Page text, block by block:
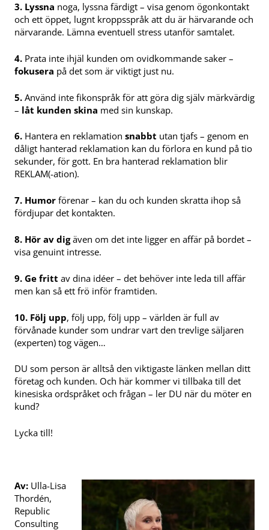
3. Lyssna noga, lyssna färdigt – visa genom ögonkontakt
och ett öppet, lugnt kroppsspråk att du är härvarande och
närvarande. Lämna eventuell stress utanför samtalet.
4. Prata inte ihjäl kunden om ovidkommande saker –
fokusera på det som är viktigt just nu.
5. Använd inte fikonspråk för att göra dig själv märkvärdig
– låt kunden skina med sin kunskap.
6. Hantera en reklamation snabbt utan tjafs – genom en
dåligt hanterad reklamation kan du förlora en kund på tio
sekunder, för gott. En bra hanterad reklamation blir
REKLAM(-ation).
7. Humor förenar – kan du och kunden skratta ihop så
fördjupar det kontakten.
8. Hör av digäven om det inte ligger en affär på bordet –
visa genuint intresse.
9. Ge fritt av dina idéer – det behöver inte leda till affär
men kan så ett frö inför framtiden.
10. Följ upp, följ upp, följ upp – världen är full av
förvånade kunder som undrar vart den trevlige säljaren
(experten) tog vägen…
DU som person är alltså den viktigaste länken mellan ditt
företag och kunden. Och här kommer vi tillbaka till det
kinesiska ordspråket och frågan – ler DU när du möter en
kund?
Lycka till!
Av: Ulla-Lisa
Thordén,
Republic
Consulting